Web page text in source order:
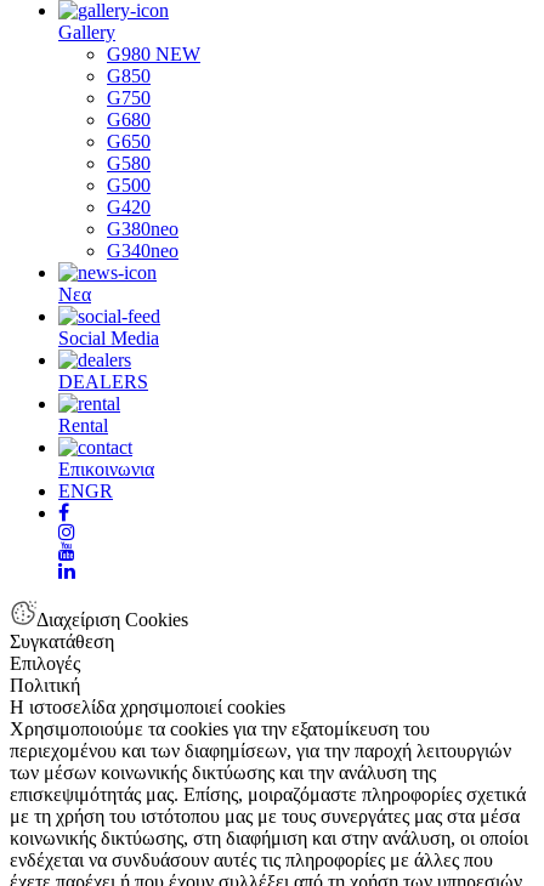
Gallery
G980 NEW
G850
G750
G680
G650
G580
G500
G420
G380neo
G340neo
Νεα
Social Media
DEALERS
Rental
Επικοινωνια
ENGR
Διαχείριση Cookies
Συγκατάθεση
Επιλογές
Πολιτική
Η ιστοσελίδα χρησιμοποιεί cookies
Χρησιμοποιούμε τα cookies για την εξατομίκευση του
περιεχομένου και των διαφημίσεων, για την παροχή λειτουργιών
των μέσων κοινωνικής δικτύωσης και την ανάλυση της
επισκεψιμότητάς μας. Επίσης, μοιραζόμαστε πληροφορίες σχετικά
με τη χρήση του ιστότοπου μας με τους συνεργάτες μας στα μέσα
κοινωνικής δικτύωσης, στη διαφήμιση και στην ανάλυση, οι οποίοι
ενδέχεται να συνδυάσουν αυτές τις πληροφορίες με άλλες που
έχετε παρέχει ή που έχουν συλλέξει από τη χρήση των υπηρεσιών